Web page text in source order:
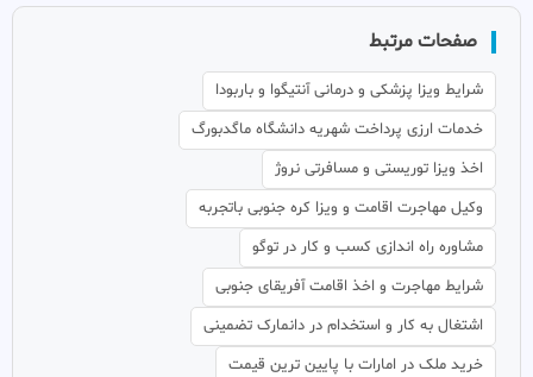
صفحات مرتبط
شرایط ویزا پزشکی و درمانی آنتیگوا و باربودا
خدمات ارزی پرداخت شهریه دانشگاه ماگدبورگ
اخذ ویزا توریستی و مسافرتی نروژ
وکیل مهاجرت اقامت و ویزا کره جنوبی باتجربه
مشاوره راه اندازی کسب و کار در توگو
شرایط مهاجرت و اخذ اقامت آفریقای جنوبی
اشتغال به کار و استخدام در دانمارک تضمینی
خرید ملک در امارات با پایین ترین قیمت